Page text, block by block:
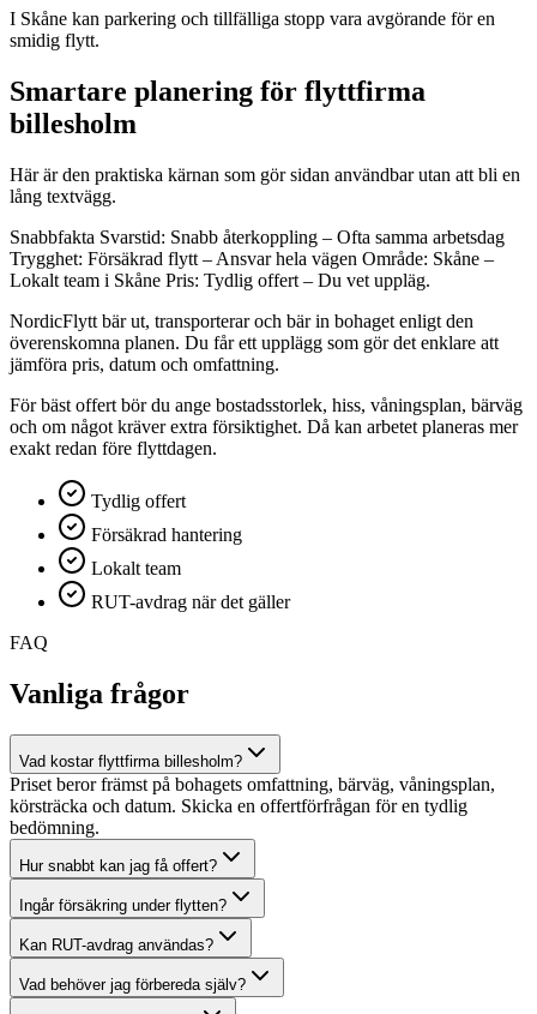
I Skåne kan parkering och tillfälliga stopp vara avgörande för en
smidig flytt.
Smartare planering för flyttfirma
billesholm
Här är den praktiska kärnan som gör sidan användbar utan att bli en
lång textvägg.
Snabbfakta Svarstid: Snabb återkoppling – Ofta samma arbetsdag
Trygghet: Försäkrad flytt – Ansvar hela vägen Område: Skåne –
Lokalt team i Skåne Pris: Tydlig offert – Du vet uppläg.
NordicFlytt bär ut, transporterar och bär in bohaget enligt den
överenskomna planen. Du får ett upplägg som gör det enklare att
jämföra pris, datum och omfattning.
För bäst offert bör du ange bostadsstorlek, hiss, våningsplan, bärväg
och om något kräver extra försiktighet. Då kan arbetet planeras mer
exakt redan före flyttdagen.
Tydlig offert
Försäkrad hantering
Lokalt team
RUT-avdrag när det gäller
FAQ
Vanliga frågor
Vad kostar flyttfirma billesholm?
Priset beror främst på bohagets omfattning, bärväg, våningsplan,
körsträcka och datum. Skicka en offertförfrågan för en tydlig
bedömning.
Hur snabbt kan jag få offert?
Ingår försäkring under flytten?
Kan RUT-avdrag användas?
Vad behöver jag förbereda själv?